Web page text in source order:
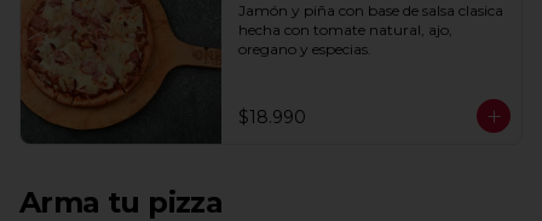
Jamón y piña con base de salsa clasica
hecha con tomate natural, ajo,
oregano y especias.
$18.990
Arma tu pizza